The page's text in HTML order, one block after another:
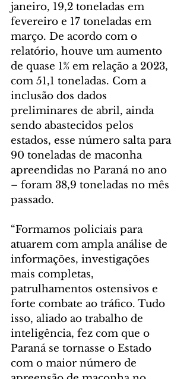
janeiro, 19,2 toneladas em
fevereiro e 17 toneladas em
março. De acordo com o
relatório, houve um aumento
de quase 1% em relação a 2023,
com 51,1 toneladas. Com a
inclusão dos dados
preliminares de abril, ainda
sendo abastecidos pelos
estados, esse número salta para
90 toneladas de maconha
apreendidas no Paraná no ano
– foram 38,9 toneladas no mês
passado.
“Formamos policiais para
atuarem com ampla análise de
informações, investigações
mais completas,
patrulhamentos ostensivos e
forte combate ao tráfico. Tudo
isso, aliado ao trabalho de
inteligência, fez com que o
Paraná se tornasse o Estado
com o maior número de